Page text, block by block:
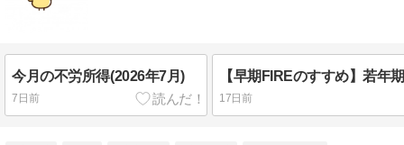
今月の不労所得(2026年7月)
7日前 17日前